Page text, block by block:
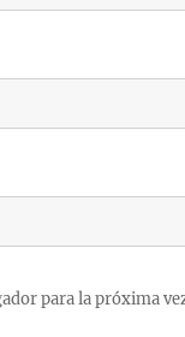
para la próxima